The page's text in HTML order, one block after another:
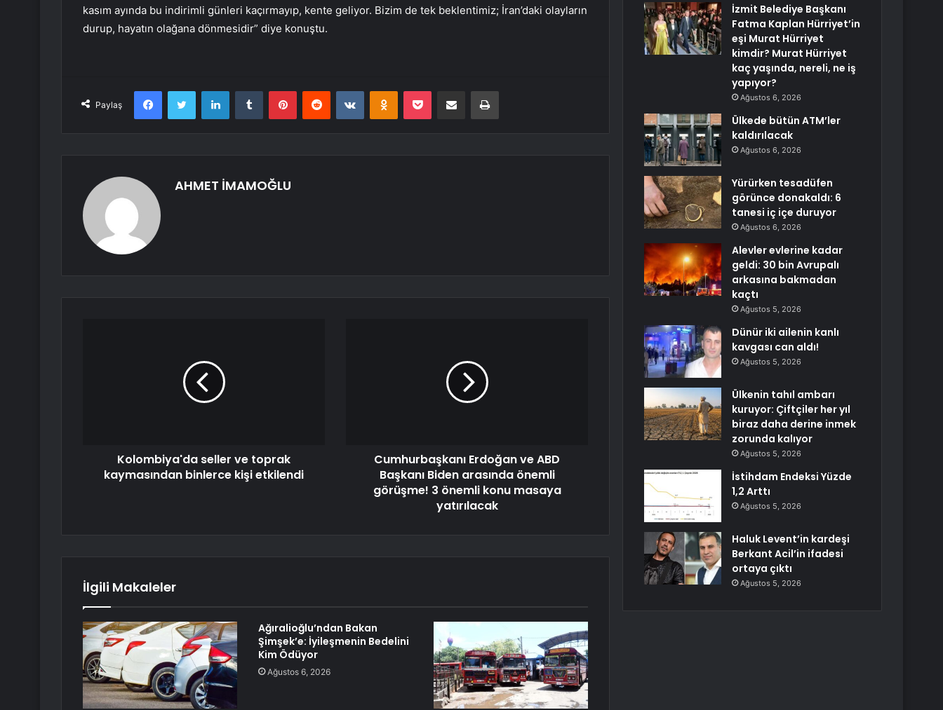
kasım ayında bu indirimli günleri kaçırmayıp, kente geliyor. Bizim de tek beklentimiz; İran’daki olayların
durup, hayatın olağana dönmesidir” diye konuştu.
Paylaş
FacebookTwitter LinkedInTumblr PinterestReddit VKontakteOdnoklassniki
Pocket E-Posta ile paylaş Yazdır
AHMET İMAMOĞLU
Kolombiya'da seller ve toprak
kaymasından binlerce kişi etkilendi
Cumhurbaşkanı Erdoğan ve ABD
Başkanı Biden arasında önemli
görüşme! 3 önemli konu masaya
yatırılacak
İlgili Makaleler
Ağıralioğlu’ndan Bakan
Şimşek’e: İyileşmenin Bedelini
Kim Ödüyor
Ağustos 6, 2026
İzmit Belediye Başkanı
Fatma Kaplan Hürriyet’in
eşi Murat Hürriyet
kimdir? Murat Hürriyet
kaç yaşında, nereli, ne iş
yapıyor?
Ağustos 6, 2026
Ülkede bütün ATM’ler
kaldırılacak
Ağustos 6, 2026
Yürürken tesadüfen
görünce donakaldı: 6
tanesi iç içe duruyor
Ağustos 6, 2026
Alevler evlerine kadar
geldi: 30 bin Avrupalı
arkasına bakmadan
kaçtı
Ağustos 5, 2026
Dünür iki ailenin kanlı
kavgası can aldı!
Ağustos 5, 2026
Ülkenin tahıl ambarı
kuruyor: Çiftçiler her yıl
biraz daha derine inmek
zorunda kalıyor
Ağustos 5, 2026
İstihdam Endeksi Yüzde
1,2 Arttı
Ağustos 5, 2026
Haluk Levent’in kardeşi
Berkant Acil’in ifadesi
ortaya çıktı
Ağustos 5, 2026